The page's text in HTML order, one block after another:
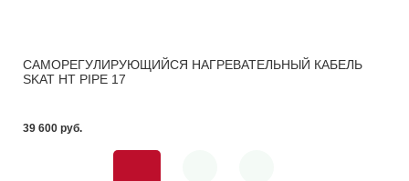
САМОРЕГУЛИРУЮЩИЙСЯ НАГРЕВАТЕЛЬНЫЙ КАБЕЛЬ
SKAT HT PIPE 17
39 600 pуб.